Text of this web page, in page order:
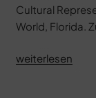
Cultural
World, Florida.
„LEGO
weiterlesen